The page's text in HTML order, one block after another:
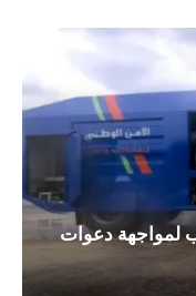
لمواجهة دعوات